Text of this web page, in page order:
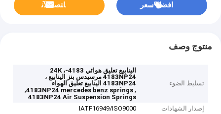
افضل سعر ﺎﺘﺼﻟ ﺍﻶﻧ
منتوج وصف
تسليط الضوء
الينابيع تعليق هوائي 4183-24K ،
4183NP24 مرسيدس بنز الينابيع ،
4183NP24 الينابيع تعليق الهواء
,
4183NP24 mercedes benz springs
,
4183NP24 Air Suspension Springs
إصدار الشهادات
IATF16949/ISO9000